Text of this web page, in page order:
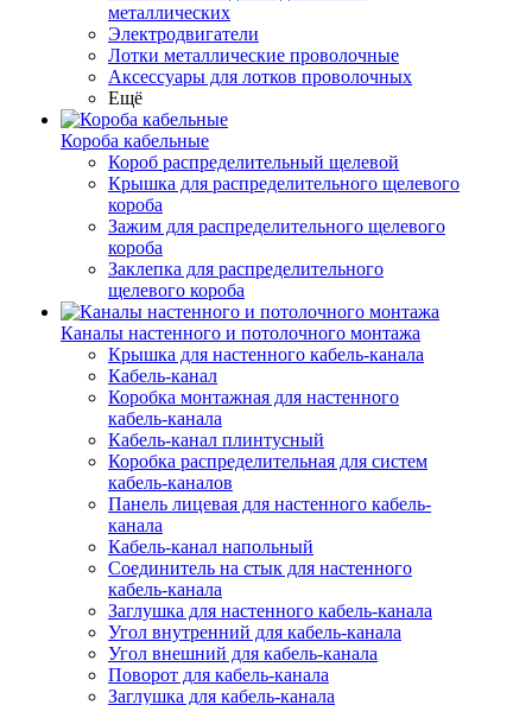
металлических
Электродвигатели
Лотки металлические проволочные
Аксессуары для лотков проволочных
Ещё
Короба кабельные
Короб распределительный щелевой
Крышка для распределительного щелевого
короба
Зажим для распределительного щелевого
короба
Заклепка для распределительного
щелевого короба
Каналы настенного и потолочного монтажа
Крышка для настенного кабель-канала
Кабель-канал
Коробка монтажная для настенного
кабель-канала
Кабель-канал плинтусный
Коробка распределительная для систем
кабель-каналов
Панель лицевая для настенного кабель-
канала
Кабель-канал напольный
Соединитель на стык для настенного
кабель-канала
Заглушка для настенного кабель-канала
Угол внутренний для кабель-канала
Угол внешний для кабель-канала
Поворот для кабель-канала
Заглушка для кабель-канала